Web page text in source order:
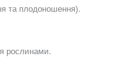
та плодоношення).
рослинами.